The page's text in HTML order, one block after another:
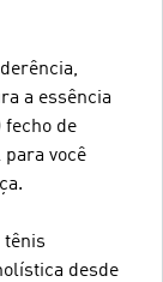
a essência
fecho de
você
tênis
desde